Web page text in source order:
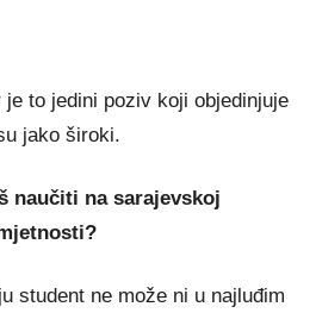
to jedini poziv koji objedinjuje
jako široki.
naučiti na sarajevskoj
student ne može ni u najluđim